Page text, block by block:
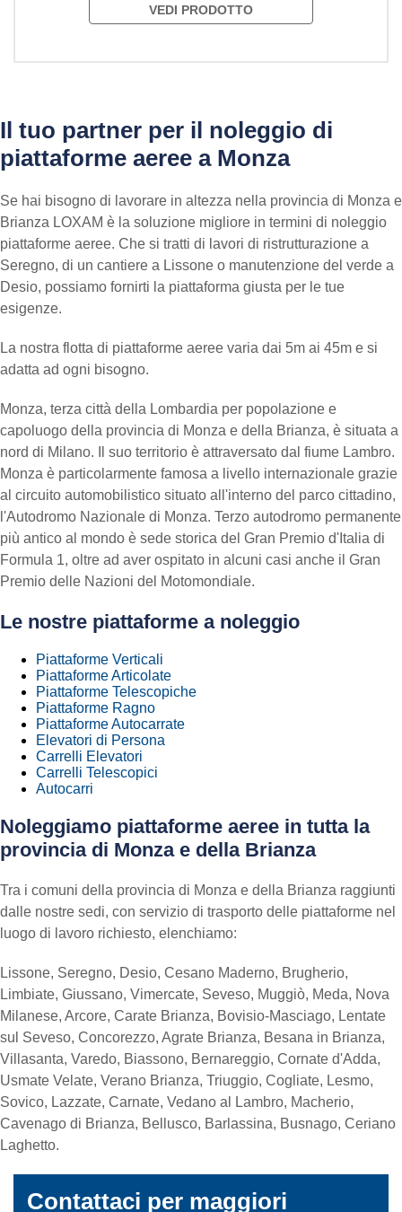
VEDI PRODOTTO
Il tuo partner per il noleggio di
piattaforme aeree a Monza
Se hai bisogno di lavorare in altezza nella provincia di Monza e
Brianza LOXAM è la soluzione migliore in termini di noleggio
piattaforme aeree. Che si tratti di lavori di ristrutturazione a
Seregno, di un cantiere a Lissone o manutenzione del verde a
Desio, possiamo fornirti la piattaforma giusta per le tue
esigenze.
La nostra flotta di piattaforme aeree varia dai 5m ai 45m e si
adatta ad ogni bisogno.
Monza, terza città della Lombardia per popolazione e
capoluogo della provincia di Monza e della Brianza, è situata a
nord di Milano. Il suo territorio è attraversato dal fiume Lambro.
Monza è particolarmente famosa a livello internazionale grazie
al circuito automobilistico situato all'interno del parco cittadino,
l'Autodromo Nazionale di Monza. Terzo autodromo permanente
più antico al mondo è sede storica del Gran Premio d'Italia di
Formula 1, oltre ad aver ospitato in alcuni casi anche il Gran
Premio delle Nazioni del Motomondiale.
Le nostre piattaforme a noleggio
Piattaforme Verticali
Piattaforme Articolate
Piattaforme Telescopiche
Piattaforme Ragno
Piattaforme Autocarrate
Elevatori di Persona
Carrelli Elevatori
Carrelli Telescopici
Autocarri
Noleggiamo piattaforme aeree in tutta la
provincia di Monza e della Brianza
Tra i comuni della provincia di Monza e della Brianza raggiunti
dalle nostre sedi, con servizio di trasporto delle piattaforme nel
luogo di lavoro richiesto, elenchiamo:
Lissone, Seregno, Desio, Cesano Maderno, Brugherio,
Limbiate, Giussano, Vimercate, Seveso, Muggiò, Meda, Nova
Milanese, Arcore, Carate Brianza, Bovisio-Masciago, Lentate
sul Seveso, Concorezzo, Agrate Brianza, Besana in Brianza,
Villasanta, Varedo, Biassono, Bernareggio, Cornate d'Adda,
Usmate Velate, Verano Brianza, Triuggio, Cogliate, Lesmo,
Sovico, Lazzate, Carnate, Vedano al Lambro, Macherio,
Cavenago di Brianza, Bellusco, Barlassina, Busnago, Ceriano
Laghetto.
Contattaci per maggiori